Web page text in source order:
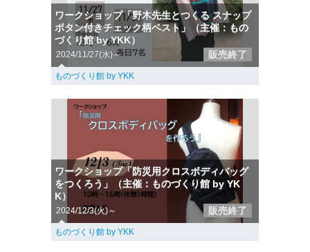
ワークショップ「野木先生とつくる スナップ
ボタン付きチェック柄ベスト」（主催：もの
づくり館 by YKK）
2024/11/27(水)～ 販売終了
ものづくり館 by YKK
ワークショップ「防災用クロスボディバッグ
をつくろう」（主催：ものづくり館 by YK
K）
2024/12/3(火)～ 販売終了
ものづくり館 by YKK